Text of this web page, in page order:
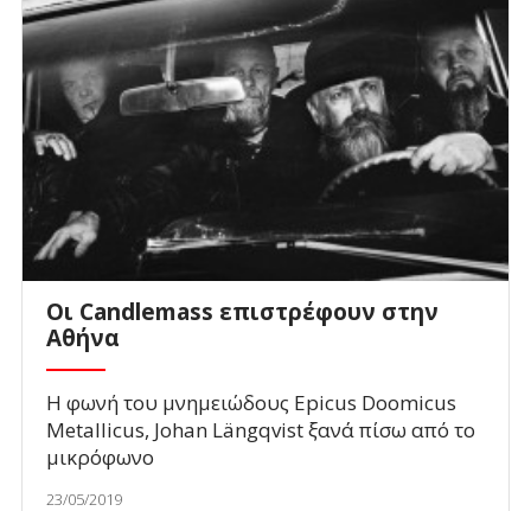
Οι Candlemass επιστρέφουν στην
Αθήνα
Η φωνή του μνημειώδους Epicus Doomicus
Metallicus, Johan Längqvist ξανά πίσω από το
μικρόφωνο
23/05/2019